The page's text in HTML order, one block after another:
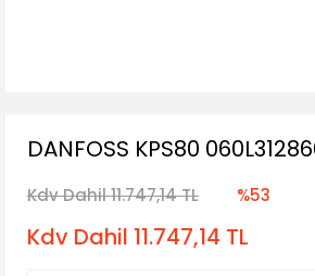
DANFOSS KPS80
Kdv Dahil 11.747,14 TL %53
Kdv Dahil 11.747,14 TL